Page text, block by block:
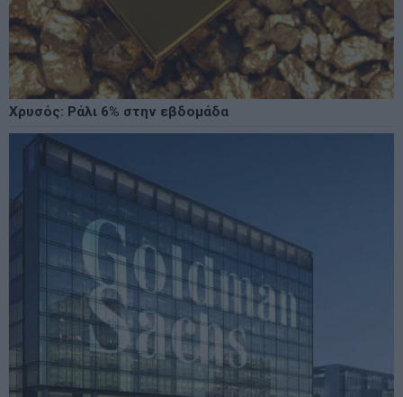
Χρυσός: Ράλι 6% στην εβδομάδα